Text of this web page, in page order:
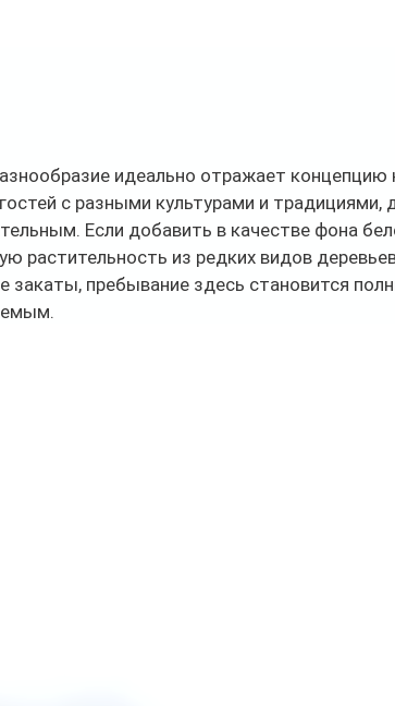
идеально отражает концепцию
с разными культурами и традициями,
Если добавить в качестве фона
растительность из редких видов
закаты, пребывание здесь становится